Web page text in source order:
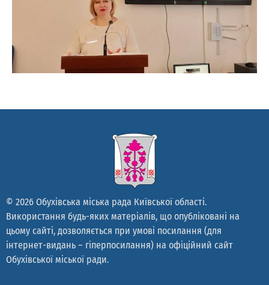
© 2026 Обухівська міська рада Київської області.
Використання будь-яких матеріалів, що опубліковані на
цьому сайті, дозволяється при умові посилання (для
інтернет-видань – гіперпосилання) на офіційний сайт
Обухівської міської ради.